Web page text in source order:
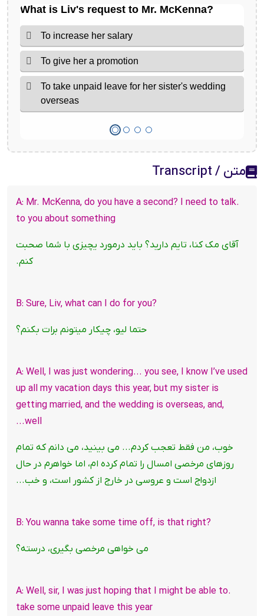
متن / Transcript
.A: Mr. McKenna, do you have a second? I need to talk
to you about something
آقای مک کنا، تایم دارید؟ باید درمورد یچیزی با شما صحبت
کنم.
?B: Sure, Liv, what can I do for you
حتما لیو، چیکار میتونم برات بکنم؟
A: Well, I was just wondering... you see, I know I’ve used
up all my vacation days this year, but my sister is
getting married, and the wedding is overseas, and,
well...
خوب، من فقط تعجب کردم... می بینید، می دانم که تمام
روزهای مرخصی امسال را تمام کرده ام، اما خواهرم در حال
ازدواج است و عروسی در خارج از کشور است، و خب...
?B: You wanna take some time off, is that right
می خواهی مرخصی بگیری، درسته؟
.A: Well, sir, I was just hoping that I might be able to
take some unpaid leave this year